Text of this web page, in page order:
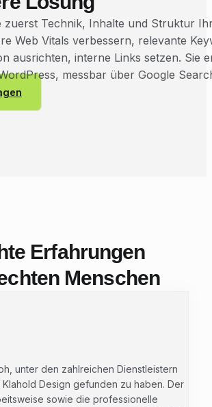
zuerst Technik, Inhalte und Struktur
Web Vitals verbessern, relevante
ausrichten, interne Links setzen. Sie
messbar über Google
Erfahrungen
Menschen
unter den zahlreichen Dienstleistern
Design gefunden zu haben. Der
sowie die professionelle